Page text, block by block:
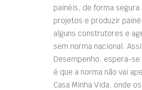
painéis, de forma
projetos e produzir
alguns construtores e
sem norma nacional.
Desempenho, espera-
é que a norma não vai
Casa Minha Vida, onde